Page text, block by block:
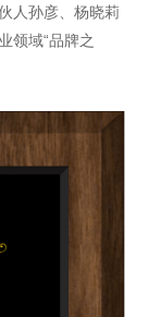
人孙彦、杨晓莉
领域“品牌之